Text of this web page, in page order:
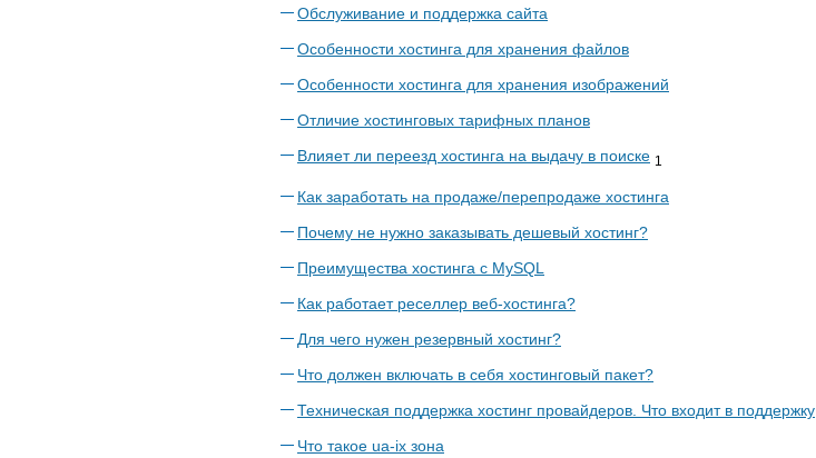
Обслуживание и поддержка сайта
Особенности хостинга для хранения файлов
Особенности хостинга для хранения изображений
Отличие хостинговых тарифных планов
Влияет ли переезд хостинга на выдачу в поиске 1
Как заработать на продаже/перепродаже хостинга
Почему не нужно заказывать дешевый хостинг?
Преимущества хостинга с MySQL
Как работает реселлер веб-хостинга?
Для чего нужен резервный хостинг?
Что должен включать в себя хостинговый пакет?
Техническая поддержка хостинг провайдеров. Что входит в поддержку
Что такое ua-ix зона